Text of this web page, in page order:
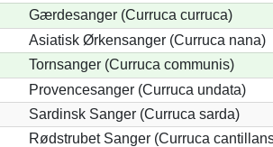
Gærdesanger (Curruca curruca)
Asiatisk Ørkensanger (Curruca nana)
Tornsanger (Curruca communis)
Provencesanger (Curruca undata)
Sardinsk Sanger (Curruca sarda)
Rødstrubet Sanger (Curruca